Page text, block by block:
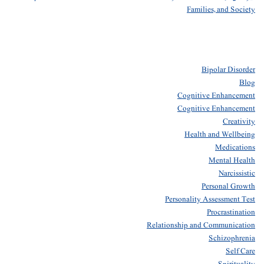
Families, and Society
Bipolar Disorder
Blog
Cognitive Enhancement
Cognitive Enhancement
Creativity
Health and Wellbeing
Medications
Mental Health
Narcissistic
Personal Growth
Personality Assessment Test
Procrastination
Relationship and Communication
Schizophrenia
Self Care